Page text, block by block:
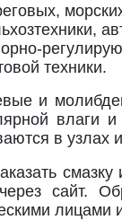
техники.
и
влаги
в узлах
сайт.
лицами